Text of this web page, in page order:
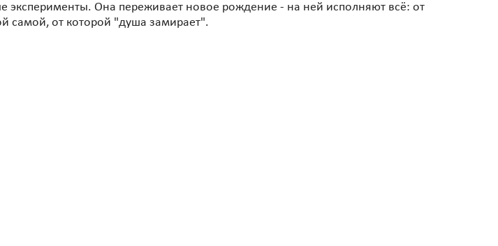
эксперименты. Она переживает новое рождение - на ней исполняют всё: от
самой, от которой "душа замирает".